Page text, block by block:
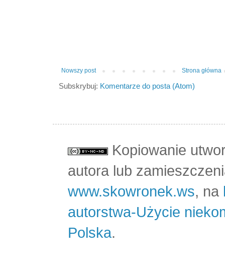
Nowszy post Strona główna
Subskrybuj: Komentarze do posta (Atom)
Kopiowanie
autora lub
www.skowronek.ws, na
autorstwa-Użycie
Polska.